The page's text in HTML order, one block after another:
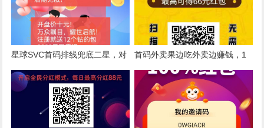
星球SVC首码排线兜底二星，对
接团队长，打造万人团队
首码外卖果边吃外卖边赚钱，1
元起提现秒到帐